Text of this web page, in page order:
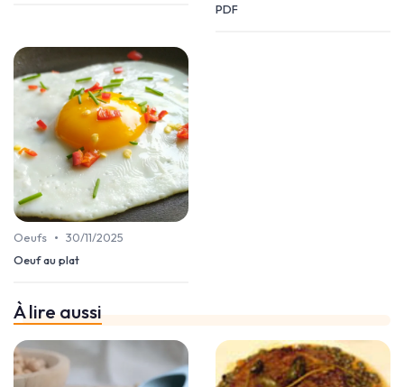
PDF
Oeufs • 30/11/2025
Oeuf au plat
À lire aussi